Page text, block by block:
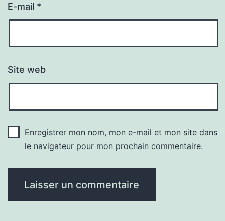
E-mail *
Site web
Enregistrer mon nom, mon e-mail et mon site dans
le navigateur pour mon prochain commentaire.